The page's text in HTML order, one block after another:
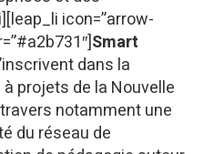
icon=”arrow-
Smart
dans la
à projets de la Nouvelle
notamment une
du réseau de